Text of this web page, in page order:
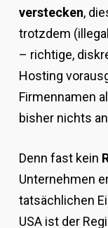
verstecken,
trotzdem
– richtige,
Hosting
Firmennamen
bisher nichts
Denn fast kein
Unternehmen
tatsächlichen
USA ist der